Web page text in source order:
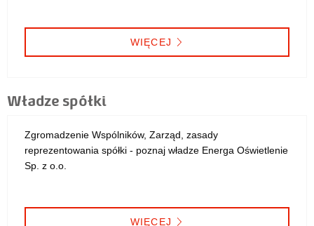
WIĘCEJ
Władze spółki
Zgromadzenie Wspólników, Zarząd, zasady
reprezentowania spółki - poznaj władze Energa Oświetlenie
Sp. z o.o.
WIĘCEJ